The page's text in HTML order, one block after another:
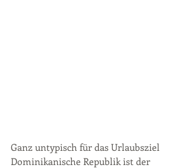
Ganz untypisch für das Urlaubsziel
Dominikanische Republik ist der